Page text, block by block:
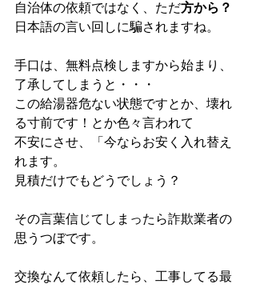
自治体の依頼ではなく、ただ方から？
日本語の言い回しに騙されますね。
手口は、無料点検しますから始まり、
了承してしまうと・・・
この給湯器危ない状態ですとか、壊れ
る寸前です！とか色々言われて
不安にさせ、「今ならお安く入れ替え
れます。
見積だけでもどうでしょう？
その言葉信じてしまったら詐欺業者の
思うつぼです。
交換なんて依頼したら、工事してる最